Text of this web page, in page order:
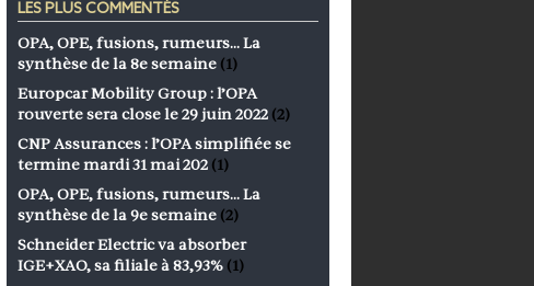
LES PLUS COMMENTÉS
OPA, OPE, fusions, rumeurs… La
synthèse de la 8e semaine (1)
Europcar Mobility Group : l’OPA
rouverte sera close le 29 juin 2022 (2)
CNP Assurances : l’OPA simplifiée se
termine mardi 31 mai 202 (1)
OPA, OPE, fusions, rumeurs… La
synthèse de la 9e semaine (2)
Schneider Electric va absorber
IGE+XAO, sa filiale à 83,93% (1)